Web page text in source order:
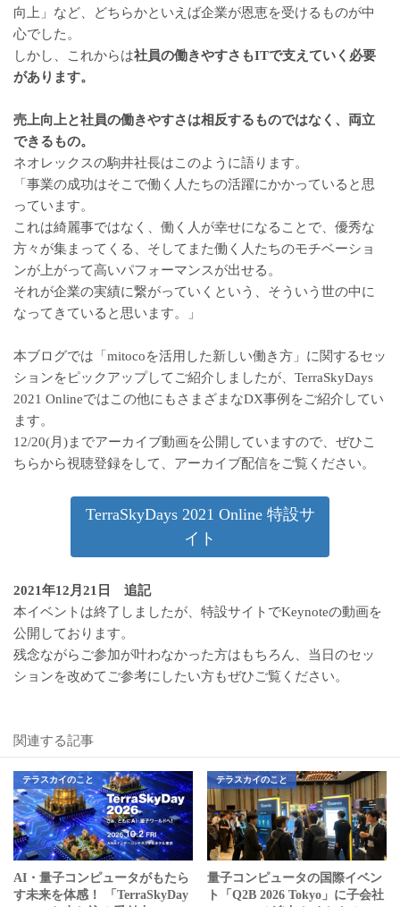
向上」など、どちらかといえば企業が恩恵を受けるものが中
心でした。
しかし、これからは社員の働きやすさもITで支えていく必要
があります。
売上向上と社員の働きやすさは相反するものではなく、両立
できるもの。
ネオレックスの駒井社長はこのように語ります。
「事業の成功はそこで働く人たちの活躍にかかっていると思
っています。
これは綺麗事ではなく、働く人が幸せになることで、優秀な
方々が集まってくる、そしてまた働く人たちのモチベーショ
ンが上がって高いパフォーマンスが出せる。
それが企業の実績に繋がっていくという、そういう世の中に
なってきていると思います。」
本ブログでは「mitocoを活用した新しい働き方」に関するセッ
ションをピックアップしてご紹介しましたが、TerraSkyDays
2021 Onlineではこの他にもさまざまなDX事例をご紹介してい
ます。
12/20(月)までアーカイブ動画を公開していますので、ぜひこ
ちらから視聴登録をして、アーカイブ配信をご覧ください。
TerraSkyDays 2021 Online 特設サ
イト
2021年12月21日 追記
本イベントは終了しましたが、特設サイトでKeynoteの動画を
公開しております。
残念ながらご参加が叶わなかった方はもちろん、当日のセッ
ションを改めてご参考にしたい方もぜひご覧ください。
関連する記事
テラスカイのこと
AI・量子コンピュータがもたら
す未来を体感！ 「TerraSkyDay
テラスカイのこと
量子コンピュータの国際イベン
ト「Q2B 2026 Tokyo」に子会社